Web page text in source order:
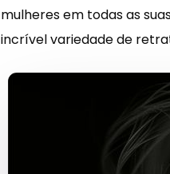
mulheres em todas as
incrível variedade de